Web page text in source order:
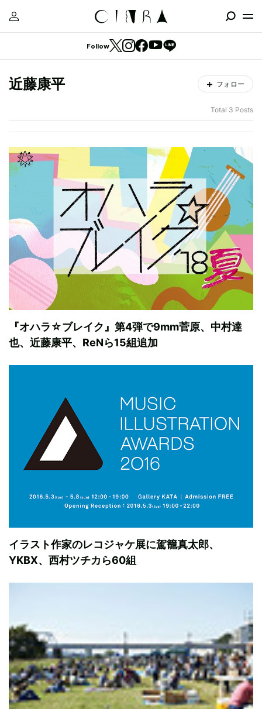
Follow
近藤康平 フォロー
Total 3 Posts
『オハラ☆ブレイク』第4弾で9mm菅原、中村達
也、近藤康平、ReNら15組追加
イラスト作家のレコジャケ展に駕籠真太郎、
YKBX、西村ツチカら60組